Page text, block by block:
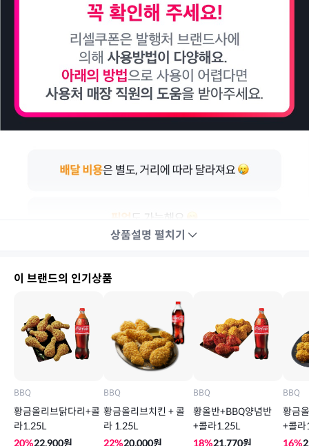
상품설명 펼치기
이 브랜드의 인기상품
BBQ
황금올리브닭다리+콜
라1.25L
20%22,900원
BBQ
황금올리브치킨 + 콜
라 1.25L
22%20,000원
BBQ
황올반+BBQ양념반
+콜라1.25L
18%21,770원
BBQ
황금
+콜
16%